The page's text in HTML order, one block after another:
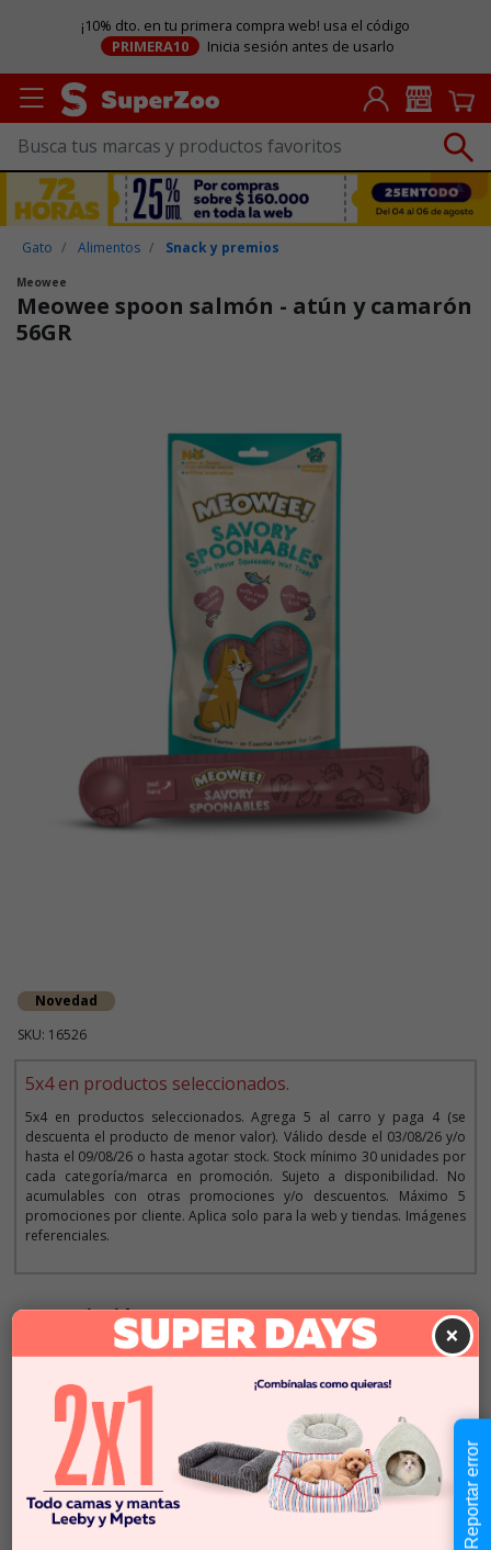
¡10% dto. en tu primera compra web! usa el código
PRIMERA10
Inicia sesión antes de usarlo
Gato Alimentos Snack y premios
Meowee
Meowee spoon salmón - atún y camarón
56GR
Novedad
SKU: 16526
5x4 en productos seleccionados.
5x4 en productos seleccionados. Agrega 5 al carro y paga 4 (se
descuenta el producto de menor valor). Válido desde el 03/08/26 y/o
hasta el 09/08/26 o hasta agotar stock. Stock mínimo 30 unidades por
cada categoría/marca en promoción. Sujeto a disponibilidad. No
acumulables con otras promociones y/o descuentos. Máximo 5
promociones por cliente. Aplica solo para la web y tiendas. Imágenes
referenciales.
Descripción
Cantidad:
- +
$2.990
En Stock
Añadir al carrito
×
Reportar error